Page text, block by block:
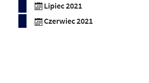
Lipiec 2021
Czerwiec 2021